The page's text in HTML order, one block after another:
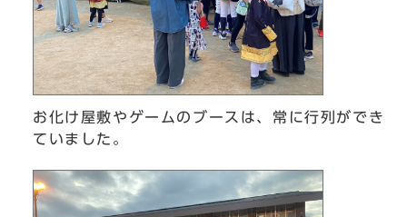
お化け屋敷やゲームのブースは、常に行列ができ
ていました。